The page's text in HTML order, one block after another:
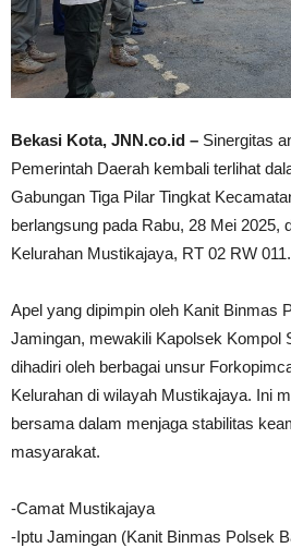
Bekasi Kota, JNN.co.id – Sinergitas
Pemerintah Daerah kembali terlihat
Gabungan Tiga Pilar Tingkat
berlangsung pada Rabu, 28 Mei 2025,
Kelurahan Mustikajaya, RT 02 RW 011.
Apel yang dipimpin oleh Kanit Binmas
Jamingan, mewakili Kapolsek Kompol
dihadiri oleh berbagai unsur
Kelurahan di wilayah Mustikajaya. Ini
bersama dalam menjaga stabilitas
masyarakat.
-Camat Mustikajaya
-Iptu Jamingan (Kanit Binmas Polsek